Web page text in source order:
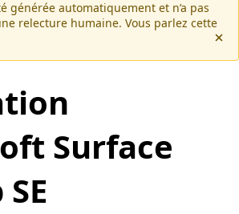
générée automatiquement et n’a pas
relecture humaine. Vous parlez cette
Surface